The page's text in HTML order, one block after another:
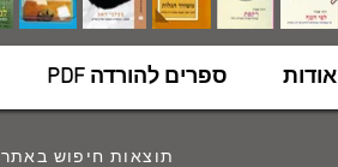
אודות ספרים להורדה PDF
תוצאות חיפוש באתר